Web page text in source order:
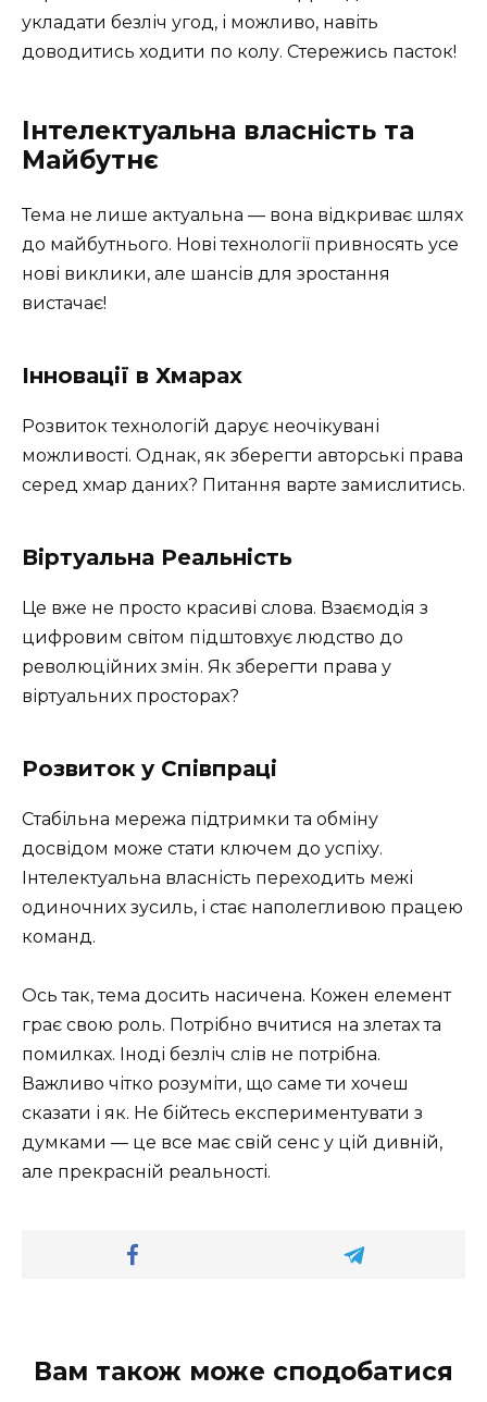
укладати безліч угод, і можливо, навіть
доводитись ходити по колу. Стережись пасток!
Інтелектуальна власність та
Майбутнє
Тема не лише актуальна — вона відкриває шлях
до майбутнього. Нові технології привносять усе
нові виклики, але шансів для зростання
вистачає!
Інновації в Хмарах
Розвиток технологій дарує неочікувані
можливості. Однак, як зберегти авторські права
серед хмар даних? Питання варте замислитись.
Віртуальна Реальність
Це вже не просто красиві слова. Взаємодія з
цифровим світом підштовхує людство до
революційних змін. Як зберегти права у
віртуальних просторах?
Розвиток у Співпраці
Стабільна мережа підтримки та обміну
досвідом може стати ключем до успіху.
Інтелектуальна власність переходить межі
одиночних зусиль, і стає наполегливою працею
команд.
Ось так, тема досить насичена. Кожен елемент
грає свою роль. Потрібно вчитися на злетах та
помилках. Іноді безліч слів не потрібна.
Важливо чітко розуміти, що саме ти хочеш
сказати і як. Не бійтесь експериментувати з
думками — це все має свій сенс у цій дивній,
але прекрасній реальності.
Вам також може сподобатися